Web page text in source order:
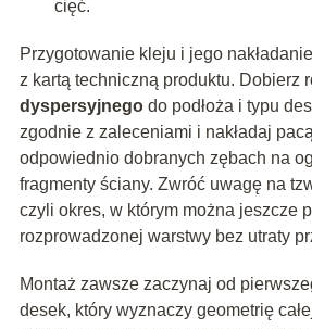
cięć.
Przygotowanie kleju i jego
z kartą techniczną produktu. Dobierz
dyspersyjnegodo podłoża i typu
zgodnie z zaleceniami i nakładaj
odpowiednio dobranych zębach na
fragmenty ściany. Zwróć uwagę na
czyli okres, w którym można jeszcze
rozprowadzonej warstwy bez utraty
Montaż zawsze zaczynaj od
desek, który wyznaczy geometrię